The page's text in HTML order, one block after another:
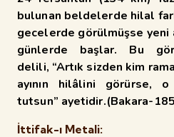
bulunan beldelerde hilal
gecelerde görülmüşse yeni
günlerde başlar. Bu
delili, “Artık sizden kim
ayının hilâlini görürse,
tutsun” ayetidir.(Bakara-
İttifak-ı Metali: